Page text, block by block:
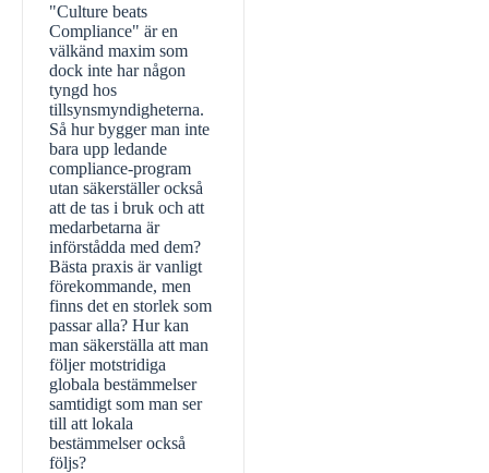
"Culture beats
Compliance" är en
välkänd maxim som
dock inte har någon
tyngd hos
tillsynsmyndigheterna.
Så hur bygger man inte
bara upp ledande
compliance-program
utan säkerställer också
att de tas i bruk och att
medarbetarna är
införstådda med dem?
Bästa praxis är vanligt
förekommande, men
finns det en storlek som
passar alla? Hur kan
man säkerställa att man
följer motstridiga
globala bestämmelser
samtidigt som man ser
till att lokala
bestämmelser också
följs?